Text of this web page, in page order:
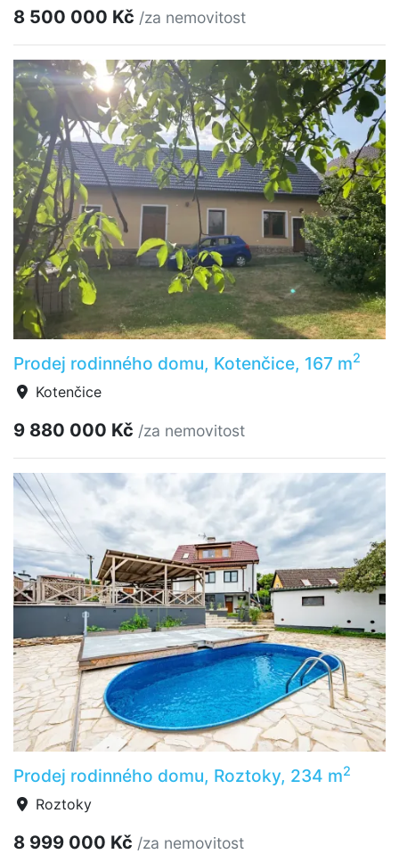
8 500 000 Kč /za nemovitost
Prodej rodinného domu, Kotenčice, 167 m2
Kotenčice
9 880 000 Kč /za nemovitost
Prodej rodinného domu, Roztoky, 234 m2
Roztoky
8 999 000 Kč /za nemovitost